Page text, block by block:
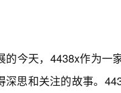
的今天，4438x作为一
思和关注的故事。